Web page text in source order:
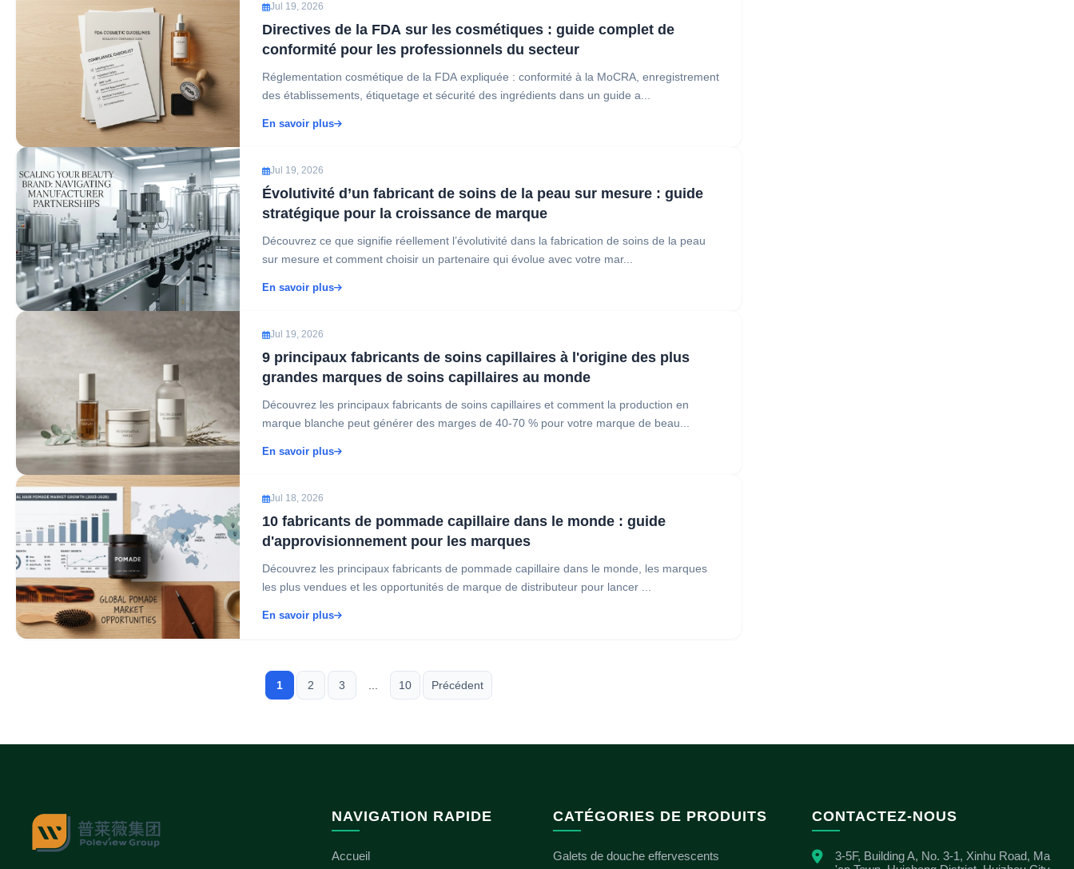
Jul 19, 2026
Directives de la FDA sur les cosmétiques : guide complet de
conformité pour les professionnels du secteur
Réglementation cosmétique de la FDA expliquée : conformité à la MoCRA, enregistrement
des établissements, étiquetage et sécurité des ingrédients dans un guide a...
En savoir plus
Jul 19, 2026
Évolutivité d’un fabricant de soins de la peau sur mesure : guide
stratégique pour la croissance de marque
Découvrez ce que signifie réellement l’évolutivité dans la fabrication de soins de la peau
sur mesure et comment choisir un partenaire qui évolue avec votre mar...
En savoir plus
Jul 19, 2026
9 principaux fabricants de soins capillaires à l'origine des plus
grandes marques de soins capillaires au monde
Découvrez les principaux fabricants de soins capillaires et comment la production en
marque blanche peut générer des marges de 40-70 % pour votre marque de beau...
En savoir plus
Jul 18, 2026
10 fabricants de pommade capillaire dans le monde : guide
d'approvisionnement pour les marques
Découvrez les principaux fabricants de pommade capillaire dans le monde, les marques
les plus vendues et les opportunités de marque de distributeur pour lancer ...
En savoir plus
1 2 3 10 Précédent
NAVIGATION RAPIDE
Accueil
CATÉGORIES DE PRODUITS
Galets de douche effervescents
CONTACTEZ-NOUS
3-5F, Building A, No. 3-1, Xinhu Road, Ma